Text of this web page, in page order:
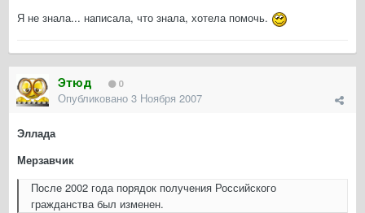
Я не знала... написала, что знала, хотела помочь.
Этюд 0
Опубликовано 3 Ноября 2007
Эллада
Мерзавчик
После 2002 года порядок получения Российского
гражданства был изменен.